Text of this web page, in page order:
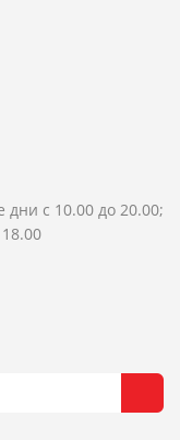
дни с 10.00 до 20.00;